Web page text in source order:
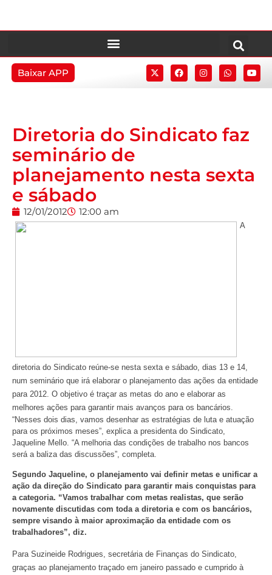
Baixar APP
Diretoria do Sindicato faz
seminário de
planejamento nesta sexta
e sábado
12/01/2012 12:00 am
A
diretoria do Sindicato reúne-se nesta sexta e sábado, dias 13 e 14,
num seminário que irá elaborar o planejamento das ações da entidade
para 2012. O objetivo é traçar as metas do ano e elaborar as
melhores ações para garantir mais avanços para os bancários.
“Nesses dois dias, vamos desenhar as estratégias de luta e atuação
para os próximos meses”, explica a presidenta do Sindicato,
Jaqueline Mello. “A melhoria das condições de trabalho nos bancos
será a baliza das discussões”, completa.
Segundo Jaqueline, o planejamento vai definir metas e unificar a
ação da direção do Sindicato para garantir mais conquistas para
a categoria. “Vamos trabalhar com metas realistas, que serão
novamente discutidas com toda a diretoria e com os bancários,
sempre visando à maior aproximação da entidade com os
trabalhadores”, diz.
Para Suzineide Rodrigues, secretária de Finanças do Sindicato,
graças ao planejamento traçado em janeiro passado e cumprido à